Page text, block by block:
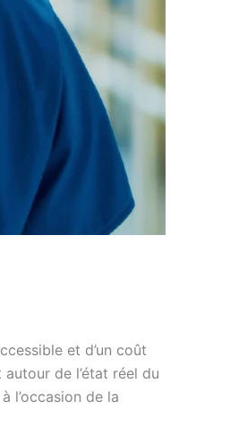
et d’un coût
de l’état réel du
l’occasion de la